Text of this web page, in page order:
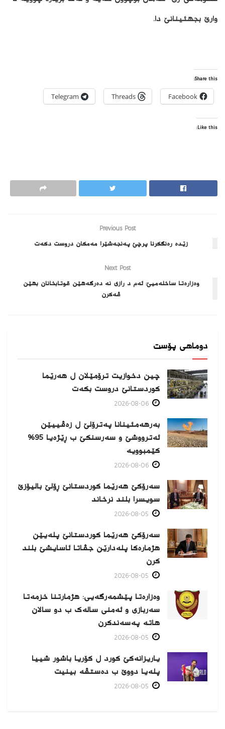
وارێ بجهئینانێ دا.
Share this:
Facebook
Threads
Telegram
Like this:
Previous Post
زێده‌ ره‌نگكرنا پرچێ په‌نجه‌شێرا مه‌مكان دروست دكه‌ت
Next Post
وه‌زاره‌تا ساخله‌میێ: ئه‌م د رازی نه‌ ده‌رگه‌هێن قوتابخانان بهێن
ڤه‌كرن
دوماهی پۆست
چین دخوازیت ترۆمێلان ل هەرێما
كوردستانێ دروست بكەت
بەرهەمئینانا په‌ترۆلێ ل زه‌ڤییێن
ئەترووشێ و سەرسنكێ ب ڕێژەیا 95%
كێمبوویە
سەرۆکێ هەرێما کوردستانێ ڕۆلێ بالیۆزێ
سویسرا بلند نرخاند
سەرۆکێ هەرێما کوردستانێ پلەیێن
هژمارەكا پلەدارێن جڤاتا ئاسایشێ بلند
كرن
وەزارەتا پێشمەرگەیی: هژمارتنا خزمەتا
سەربازی و ئەمنی سالەک ب دو سالان
هاتە پەسەندكرن
یاریزانەكێ کورد ل کۆریا باشور شییا
پلەیا دووێ ب دەستڤە بینیت